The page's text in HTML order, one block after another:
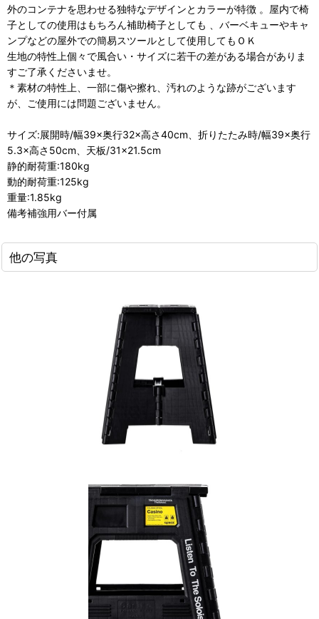
外のコンテナを思わせる独特なデザインとカラーが特徴 。屋内で椅
子としての使用はもちろん補助椅子としても 、バーベキューやキャ
ンプなどの屋外での簡易スツールとして使用してもＯＫ
生地の特性上個々で風合い・サイズに若干の差がある場合がありま
すご了承くださいませ。
＊素材の特性上、一部に傷や擦れ、汚れのような跡がございます
が、ご使用には問題ございません。
サイズ:展開時/幅39×奥行32×高さ40cm、折りたたみ時/幅39×奥行
5.3×高さ50cm、天板/31×21.5cm
静的耐荷重:180kg
動的耐荷重:125kg
重量:1.85kg
備考補強用バー付属
他の写真